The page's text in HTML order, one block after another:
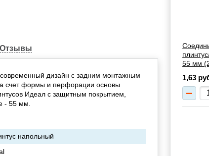
Отзывы
дизайн с задним монтажным
счет формы и перфорации основы
Идеал с защитным покрытием,
- 55 мм.
напольный
55 мм
1,63